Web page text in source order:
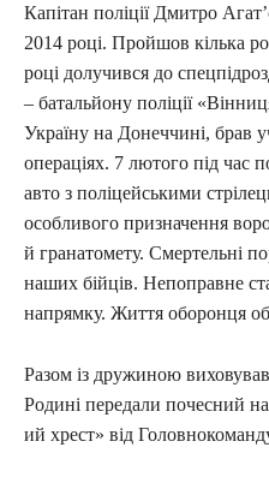
Капітан поліції Дмитро
2014 році. Пройшов кілька
році долучився до
– батальйону поліції
Україну на Донеччині, брав
операціях. 7 лютого під час
авто з поліцейськими
особливого призначення
й гранатомету. Смертельні
наших бійців. Непоправне
напрямку. Життя оборонця
Разом із дружиною
Родині передали почесний
ий хрест» від